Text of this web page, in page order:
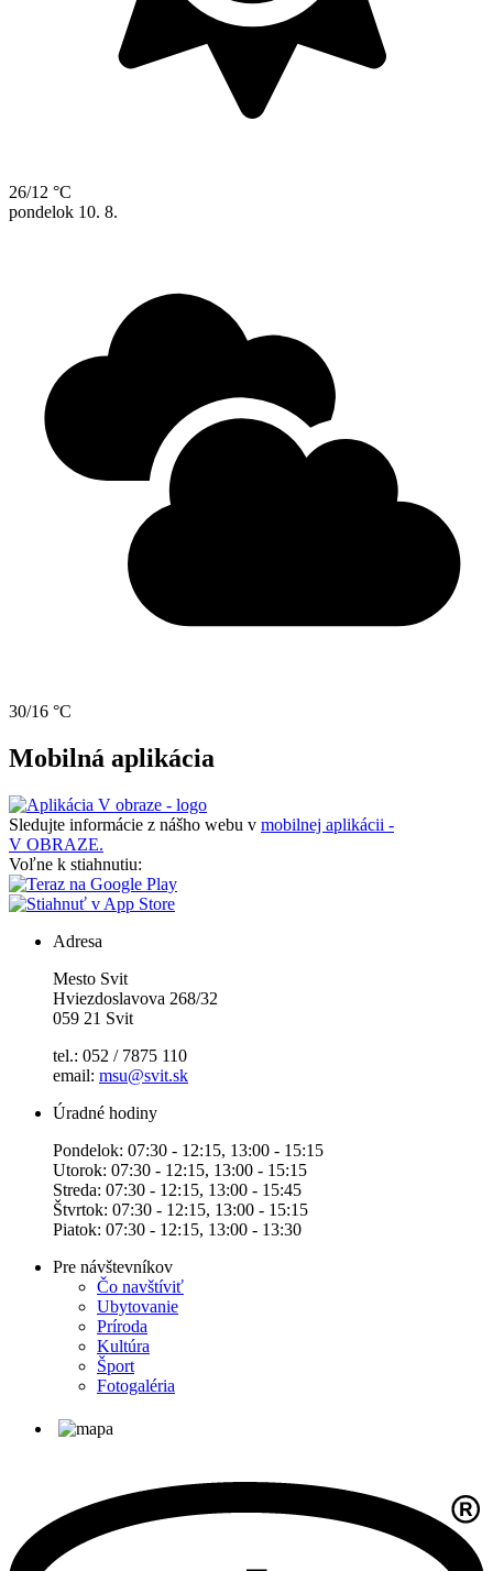
26/12 °C
pondelok 10. 8.
30/16 °C
Mobilná aplikácia
Sledujte informácie z nášho webu v mobilnej aplikácii -
V OBRAZE.
Voľne k stiahnutiu:
Adresa
Mesto Svit
Hviezdoslavova 268/32
059 21 Svit
tel.: 052 / 7875 110
email: msu@svit.sk
Úradné hodiny
Pondelok: 07:30 - 12:15, 13:00 - 15:15
Utorok: 07:30 - 12:15, 13:00 - 15:15
Streda: 07:30 - 12:15, 13:00 - 15:45
Štvrtok: 07:30 - 12:15, 13:00 - 15:15
Piatok: 07:30 - 12:15, 13:00 - 13:30
Pre návštevníkov
Čo navštíviť
Ubytovanie
Príroda
Kultúra
Šport
Fotogaléria